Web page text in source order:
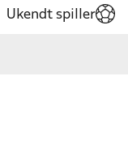
Ukendt spiller